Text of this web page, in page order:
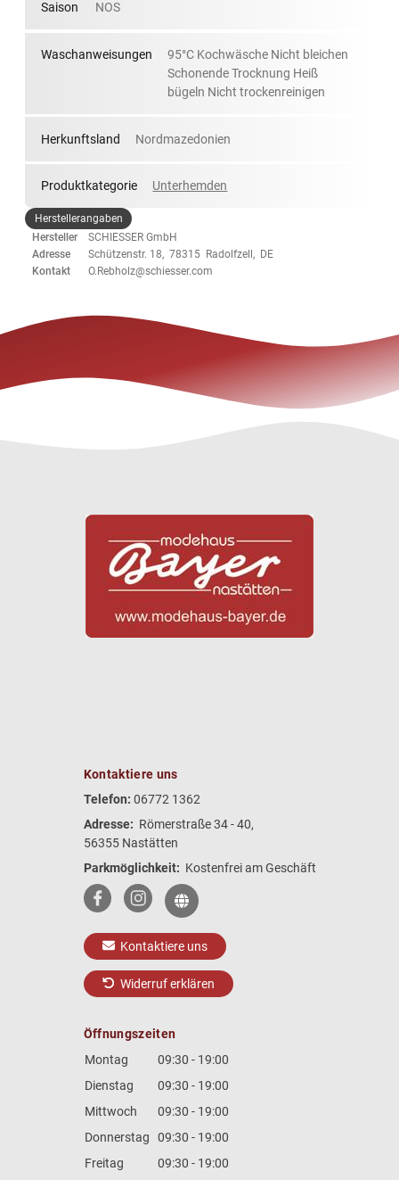
Saison NOS
Waschanweisungen
95°C Kochwäsche Nicht bleichen
Schonende Trocknung Heiß
bügeln Nicht trockenreinigen
Herkunftsland Nordmazedonien
Produktkategorie Unterhemden
Herstellerangaben
Hersteller
SCHIESSER GmbH
Adresse
Schützenstr. 18, 78315 Radolfzell, DE
Kontakt
O.Rebholz@schiesser.com
Kontaktiere uns
Telefon: 06772 1362
Adresse: Römerstraße 34 - 40,
56355 Nastätten
Parkmöglichkeit: Kostenfrei am Geschäft
Kontaktiere uns
Widerruf erklären
Öffnungszeiten
Montag
09:30 - 19:00
Dienstag
09:30 - 19:00
Mittwoch
09:30 - 19:00
Donnerstag
09:30 - 19:00
Freitag
09:30 - 19:00